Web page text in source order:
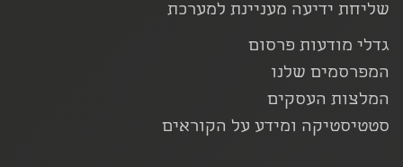
שליחת ידיעה מעניינת למערכת
גדלי מודעות פרסום
המפרסמים שלנו
המלצות העסקים
סטטיסטיקה ומידע על הקוראים